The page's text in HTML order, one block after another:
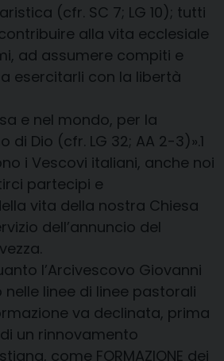
(cfr. SC 7; LG 10); tutti
alla vita ecclesiale
ad assumere compiti e
esercitarli con la libertà
e nel mondo, per la
di Dio (cfr. LG 32; AA 2-3)».1
i Vescovi italiani, anche noi
partecipi e
vita della nostra Chiesa
dell’annuncio del
l’Arcivescovo Giovanni
linee di linee pastorali
va declinata, prima
un rinnovamento
come FORMAZIONE dei